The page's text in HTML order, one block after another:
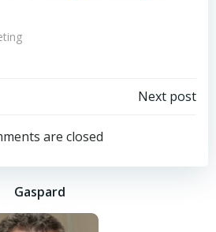
navigation
Next post
are closed
Gaspard